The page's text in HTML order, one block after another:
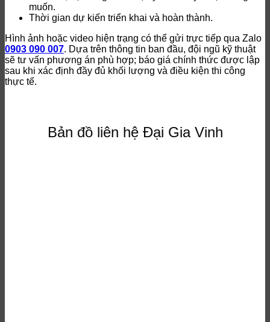
muốn.
Thời gian dự kiến triển khai và hoàn thành.
Hình ảnh hoặc video hiện trạng có thể gửi trực tiếp qua Zalo
0903 090 007. Dựa trên thông tin ban đầu, đội ngũ kỹ thuật
sẽ tư vấn phương án phù hợp; báo giá chính thức được lập
sau khi xác định đầy đủ khối lượng và điều kiện thi công
thực tế.
Bản đồ liên hệ Đại Gia Vinh